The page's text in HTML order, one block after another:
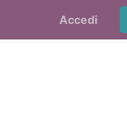
Accedi